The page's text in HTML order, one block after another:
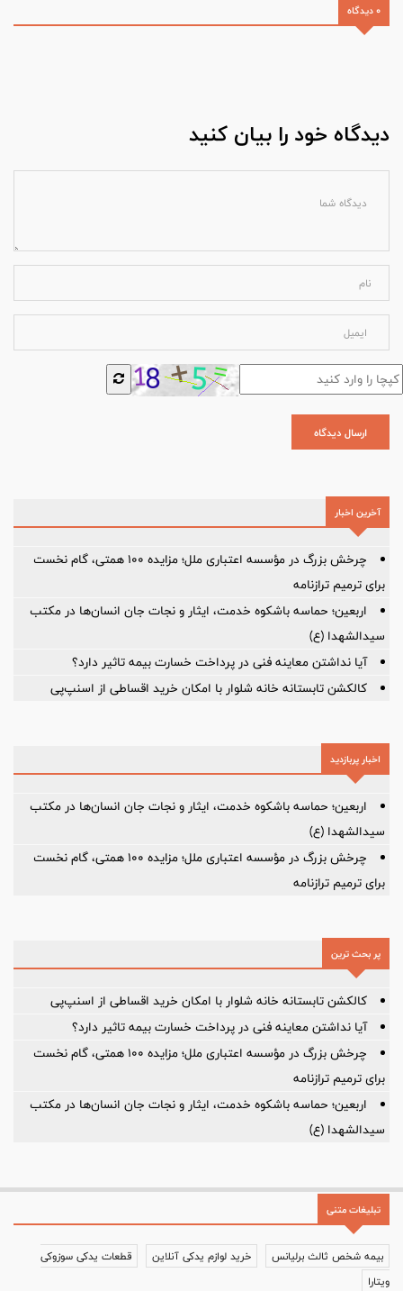
0 دیدگاه
دیدگاه خود را بیان کنید
ارسال دیدگاه
آخرین اخبار
چرخش بزرگ در مؤسسه اعتباری ملل؛ مزایده ۱۰۰ همتی، گام نخست
برای ترمیم ترازنامه
اربعین؛ حماسه باشکوه خدمت، ایثار و نجات جان انسان‌ها در مکتب
سیدالشهدا (ع)
آیا نداشتن معاینه فنی در پرداخت خسارت بیمه تاثیر دارد؟
کالکشن تابستانه خانه شلوار با امکان خرید اقساطی از اسنپ‌پی
اخبار پربازدید
اربعین؛ حماسه باشکوه خدمت، ایثار و نجات جان انسان‌ها در مکتب
سیدالشهدا (ع)
چرخش بزرگ در مؤسسه اعتباری ملل؛ مزایده ۱۰۰ همتی، گام نخست
برای ترمیم ترازنامه
پر بحث ترین
کالکشن تابستانه خانه شلوار با امکان خرید اقساطی از اسنپ‌پی
آیا نداشتن معاینه فنی در پرداخت خسارت بیمه تاثیر دارد؟
چرخش بزرگ در مؤسسه اعتباری ملل؛ مزایده ۱۰۰ همتی، گام نخست
برای ترمیم ترازنامه
اربعین؛ حماسه باشکوه خدمت، ایثار و نجات جان انسان‌ها در مکتب
سیدالشهدا (ع)
تبلیغات متنی
بیمه شخص ثالث برلیانس خرید لوازم یدکی آنلاین
قطعات یدکی سوزوکی
ویتارا